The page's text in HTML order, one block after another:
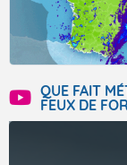
QUE FAIT
FEUX DE